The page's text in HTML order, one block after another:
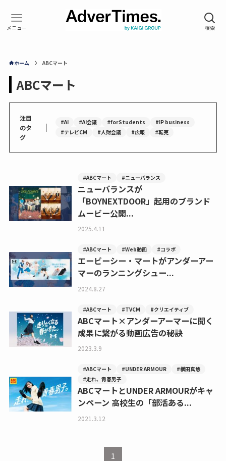
ホーム ABCマート
ABCマート
注目
のタ
グ
｜ #AI #AI会議 #forStudents
#IP business
#テレビCM
#人財会議 #広報 #転売
#ABCマート #ニューバランス
ニューバランスが
「BOYNEXTDOOR」起用のブランド
ムービー公開...
2025.4.11
#ABCマート #Web動画 #コラボ
エービーシー・マートがアンダーアー
マーのランニングシュー...
2024.8.27
#ABCマート #TVCM #クリエイティブ
ABCマート×アンダーアーマーに聞く
成果に繋がる動画広告の秘訣
2023.3.9
#ABCマート #UNDER ARMOUR
#横田真悠
#走れ、青春男子
ABCマートとUNDER ARMOURがキャ
ンペーン 高校生の「部活ある...
2021.3.12
1